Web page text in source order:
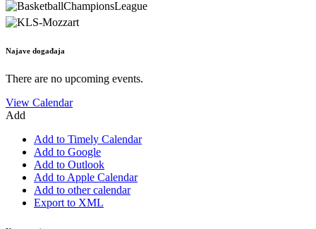
Najave događaja
There are no upcoming events.
View Calendar
Add
Add to Timely Calendar
Add to Google
Add to Outlook
Add to Apple Calendar
Add to other calendar
Export to XML